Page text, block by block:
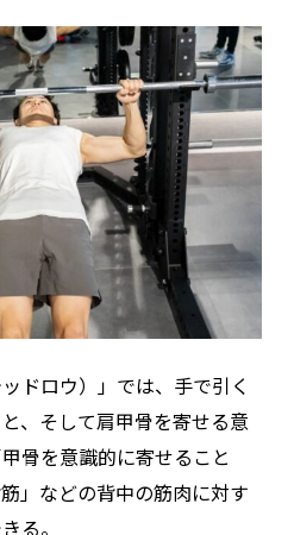
ドロウ）」では、手で引く
、そして肩甲骨を寄せる意
骨を意識的に寄せること
」などの背中の筋肉に対す
る。